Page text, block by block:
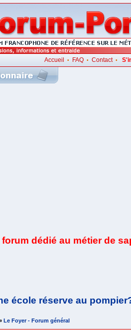
Accueil • FAQ• Contact•
dédié au métier de
école réserve au
Le Foyer - Forum général